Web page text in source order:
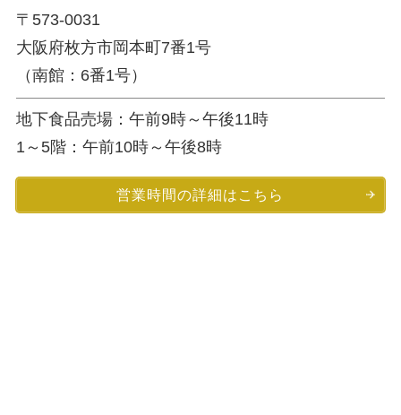
〒573-0031
大阪府枚方市岡本町7番1号
（南館：6番1号）
地下食品売場：午前9時～午後11時
1～5階：午前10時～午後8時
営業時間の詳細はこちら